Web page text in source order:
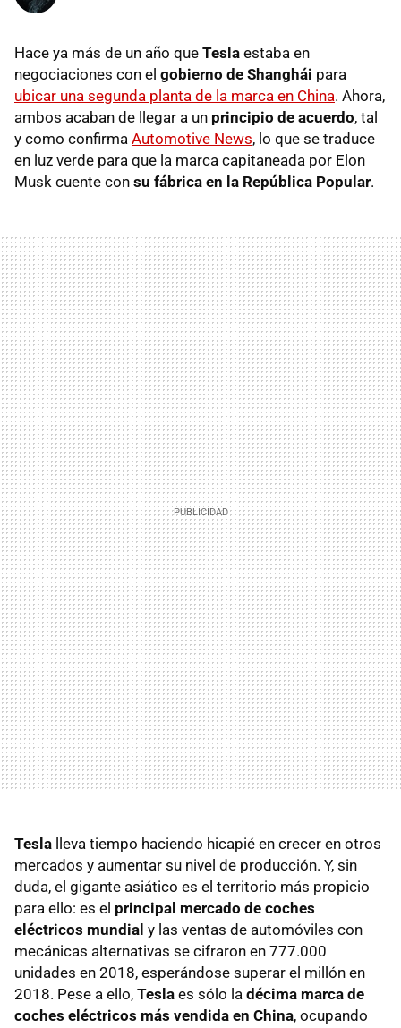
Hace ya más de un año que Tesla estaba en
negociaciones con el gobierno de Shanghái para
ubicar una segunda planta de la marca en China. Ahora,
ambos acaban de llegar a un principio de acuerdo, tal
y como confirma Automotive News, lo que se traduce
en luz verde para que la marca capitaneada por Elon
Musk cuente con su fábrica en la República Popular.
Tesla lleva tiempo haciendo hicapié en crecer en otros
mercados y aumentar su nivel de producción. Y, sin
duda, el gigante asiático es el territorio más propicio
para ello: es el principal mercado de coches
eléctricos mundial y las ventas de automóviles con
mecánicas alternativas se cifraron en 777.000
unidades en 2018, esperándose superar el millón en
2018. Pese a ello, Tesla es sólo la décima marca de
coches eléctricos más vendida en China, ocupando